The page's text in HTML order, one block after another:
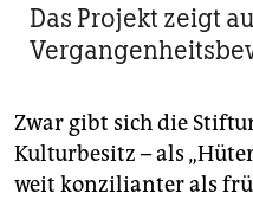
Das Projekt zeigt
Zwar gibt sich die
Kulturbesitz – als
weit konzilianter als